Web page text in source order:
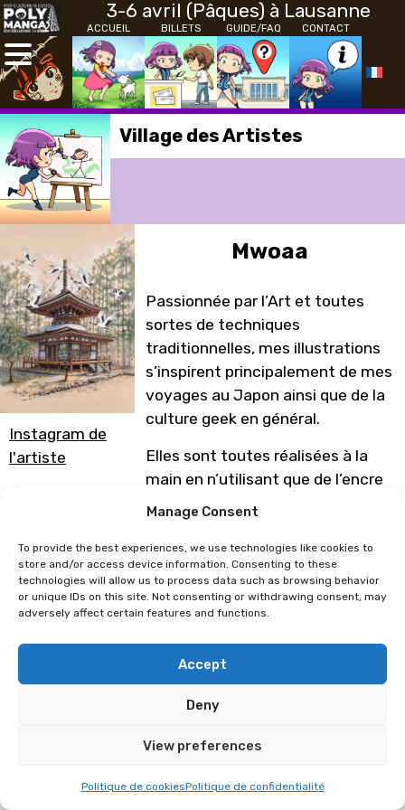
Manage Consent
To provide the best experiences, we use technologies like cookies to
store and/or access device information. Consenting to these
technologies will allow us to process data such as browsing behavior
or unique IDs on this site. Not consenting or withdrawing consent, may
adversely affect certain features and functions.
Accept
Deny
View preferences
Politique de cookiesPolitique de confidentialité
3-6 avril (Pâques) à Lausanne
ACCUEIL BILLETS GUIDE/FAQ CONTACT
Village des Artistes
Instagram de
l'artiste
Mwoaa
Passionnée par l’Art et toutes
sortes de techniques
traditionnelles, mes illustrations
s’inspirent principalement de mes
voyages au Japon ainsi que de la
culture geek en général.
Elles sont toutes réalisées à la
main en n’utilisant que de l’encre
de chine, de l’aquarelle, du
la peinture acrylique.
Ma mascotte, M. Pigeon,
m’accompagne désormais
goodies. Vous le retrouverez
cosplayer dans tous les univers
qu’il affectionne!
Programme sous réserve de